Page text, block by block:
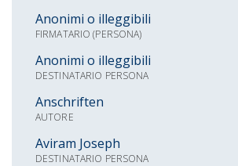
Anonimi o illeggibili
FIRMATARIO (PERSONA)
Anonimi o illeggibili
DESTINATARIO PERSONA
Anschriften
AUTORE
Aviram Joseph
DESTINATARIO PERSONA